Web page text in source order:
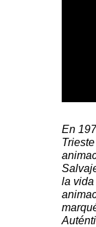
En
Trieste
la